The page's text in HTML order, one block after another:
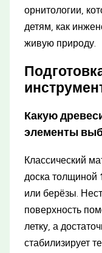
орнитологии,
детям, как
живую природу.
Какую
элементы
Классический
доска толщиной
или берёзы.
поверхность
летку, а
стабилизирует